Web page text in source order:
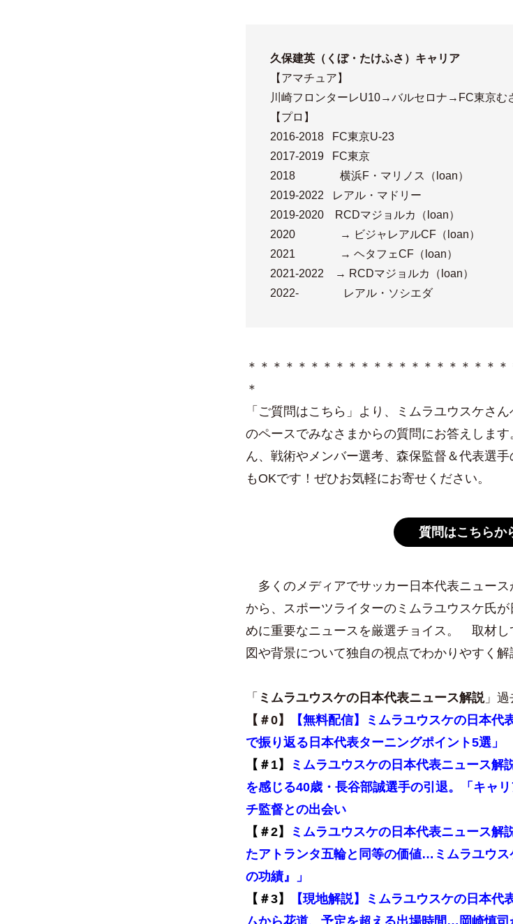
久保建英（くぼ・たけふさ）キャリア
【アマチュア】
川崎フロンターレU10→バルセロナ→FC東京
【プロ】
2016-2018 FC東京U-23
2017-2019 FC東京
2018 横浜F・マリノス（loan）
2019-2022 レアル・マドリー
2019-2020 RCDマジョルカ（loan）
2020 → ビジャレアルCF（loan）
2021 → ヘタフェCF（loan）
2021-2022 → RCDマジョルカ（loan）
2022- レアル・ソシエダ
＊＊＊＊＊＊＊＊＊＊＊＊＊＊＊＊＊＊＊＊
＊
「ご質問はこちら」より、ミムラユウスケさ
のペースでみなさまからの質問にお答えしま
ん、戦術やメンバー選考、森保監督＆代表選
もOKです！ぜひお気軽にお寄せください。
質問はこちらか
多くのメディアでサッカー日本代表ニュー
から、スポーツライターのミムラユウスケ氏
めに重要なニュースを厳選チョイス。 取材し
図や背景について独自の視点でわかりやすく解
「 ミムラユウスケの日本代表ニュース解説」過
【 ＃0】
【無料配信】ミムラユウスケの日本
で振り返る日本代表ターニングポイント5選」
【 ＃1】
ミムラユウスケの日本代表ニュース解
を感じる40歳・長谷部誠選手の引退。「キャ
チ監督との出会い
【 ＃2】
ミムラユウスケの日本代表ニュース解
たアトランタ五輪と同等の価値…ミムラユウ
の功績』」
【 ＃3】
【現地解説】ミムラユウスケの日本
ムから花道、予定を超える出場時間…岡崎慎